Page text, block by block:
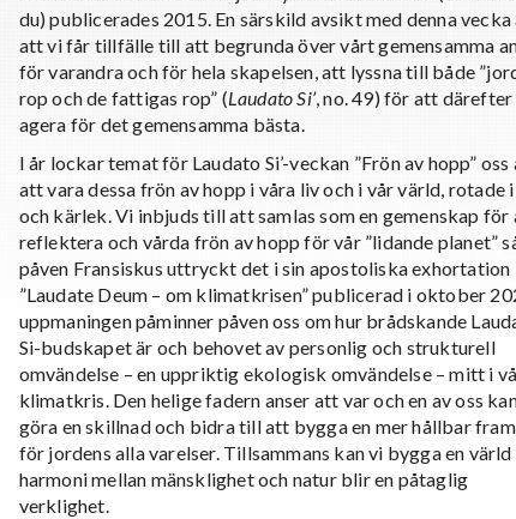
du) publicerades 2015. En särskild avsikt med denna vecka
att vi får tillfälle till att begrunda över vårt gemensamma
för varandra och för hela skapelsen, att lyssna till både
rop och de fattigas rop” (Laudato Si’, no. 49) för att därefter
agera för det gemensamma bästa.
I år lockar temat för Laudato Si’-veckan ”Frön av hopp” oss
att vara dessa frön av hopp i våra liv och i vår värld, rotade
och kärlek. Vi inbjuds till att samlas som en gemenskap för
reflektera och vårda frön av hopp för vår ”lidande planet”
påven Fransiskus uttryckt det i sin apostoliska exhortation
”Laudate Deum – om klimatkrisen” publicerad i oktober
uppmaningen påminner påven oss om hur brådskande
Si-budskapet är och behovet av personlig och strukturell
omvändelse – en uppriktig ekologisk omvändelse – mitt i
klimatkris. Den helige fadern anser att var och en av oss
göra en skillnad och bidra till att bygga en mer hållbar
för jordens alla varelser. Tillsammans kan vi bygga en värld
harmoni mellan mänsklighet och natur blir en påtaglig
verklighet.